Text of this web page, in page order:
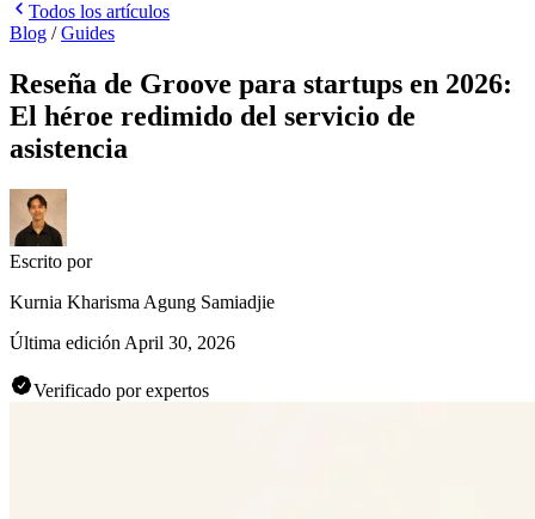
Todos los artículos
Blog /Guides
Reseña de Groove para startups en 2026:
El héroe redimido del servicio de
asistencia
Escrito por
Kurnia Kharisma Agung Samiadjie
Última edición April 30, 2026
Verificado por expertos